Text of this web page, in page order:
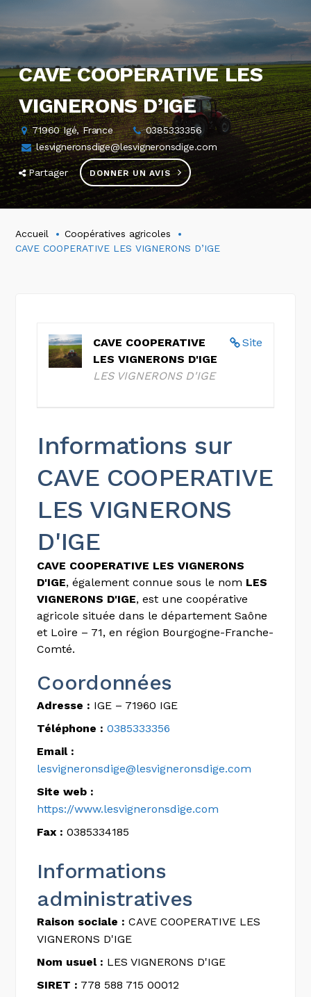
CAVE COOPERATIVE LES
VIGNERONS D’IGE
71960 Igé, France
0385333356
lesvigneronsdige@lesvigneronsdige.com
Partager DONNER UN AVIS
Accueil
Coopératives agricoles
CAVE COOPERATIVE LES VIGNERONS D’IGE
Site
CAVE COOPERATIVE
LES VIGNERONS D'IGE
LES VIGNERONS D'IGE
Informations sur
CAVE COOPERATIVE
LES VIGNERONS
D'IGE
CAVE COOPERATIVE LES VIGNERONS
D'IGE, également connue sous le nom LES
VIGNERONS D'IGE, est une coopérative
agricole située dans le département Saône
et Loire – 71, en région Bourgogne-Franche-
Comté.
Coordonnées
Adresse : IGE – 71960 IGE
Téléphone : 0385333356
Email :
lesvigneronsdige@lesvigneronsdige.com
Site web :
https://www.lesvigneronsdige.com
Fax : 0385334185
Informations
administratives
Raison sociale : CAVE COOPERATIVE LES
VIGNERONS D'IGE
Nom usuel : LES VIGNERONS D'IGE
SIRET : 778 588 715 00012